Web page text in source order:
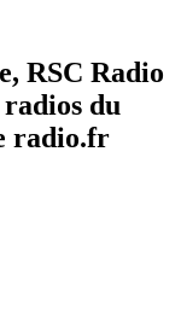
RSC Radio
du
radio.fr